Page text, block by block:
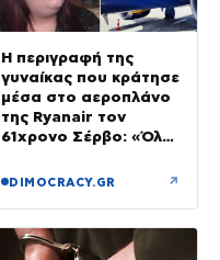
Η περιγραφή της
γυναίκας που κράτησε
μέσα στο αεροπλάνο
της Ryanair τον
61χρονο Σέρβο: «Όλα
δευτερολέπτου»
DIMOCRACY.GR ↗